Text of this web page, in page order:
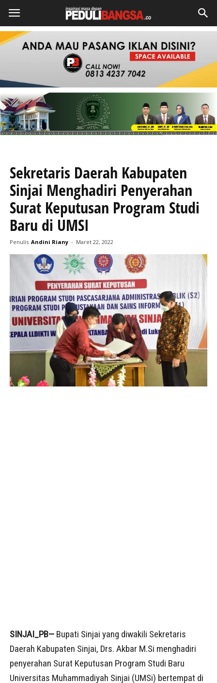
Sekretaris Daerah Kabupaten
Sinjai Menghadiri Penyerahan
Surat Keputusan Program Studi
Baru di UMSI
Penulis Andini Riany - Maret 22, 2022
SINJAI_PB— Bupati Sinjai yang diwakili Sekretaris
Daerah Kabupaten Sinjai, Drs. Akbar M.Si menghadiri
penyerahan Surat Keputusan Program Studi Baru
Universitas Muhammadiyah Sinjai (UMSi) bertempat di